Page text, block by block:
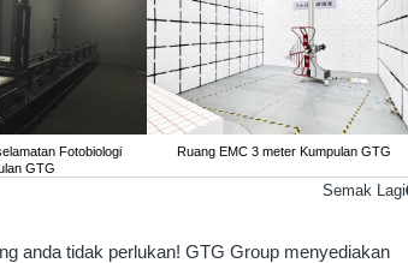
Fotobiologi
GTG
Ruang EMC 3 meter Kumpulan GTG
Semak Lagi
anda tidak perlukan! GTG Group menyediakan